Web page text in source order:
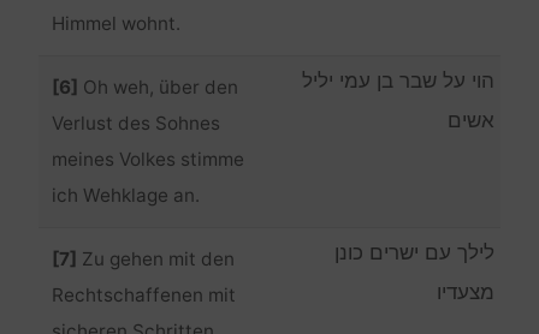
Himmel wohnt.
[6] Oh weh, über den
Verlust des Sohnes
meines Volkes stimme
ich Wehklage an.
הוי על שבר בן עמי יליל
אשים
[7] Zu gehen mit den
Rechtschaffenen mit
לילך עם ישרים כונן
מצעדיו